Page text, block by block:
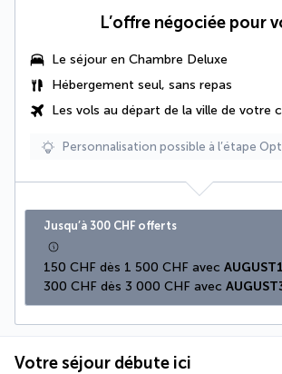
L’offre négociée pour
Le séjour en Chambre Deluxe
Hébergement seul, sans repas
Les vols au départ de la ville de votre
Personnalisation possible à l’étape
Jusqu’à 300 CHF offerts
150 CHF dès 1 500 CHF avec
300 CHF dès 3 000 CHF avec
Votre séjour débute ici